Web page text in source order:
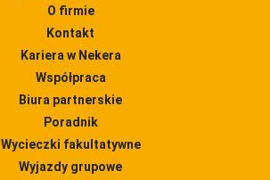
O firmie
Kontakt
Kariera w Nekera
Współpraca
Biura partnerskie
Poradnik
Wycieczki fakultatywne
Wyjazdy grupowe